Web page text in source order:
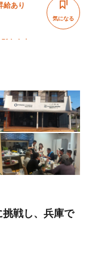
給あり
気になる
戦し、兵庫で